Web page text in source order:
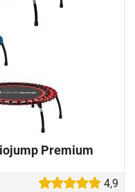
Premium
4,9